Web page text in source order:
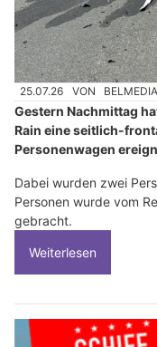
25.07.26 VON
Gestern Nachmittag
Rain eine seitlich-
Personenwagen
Dabei wurden zwei
Personen wurde vom
gebracht.
Weiterlesen